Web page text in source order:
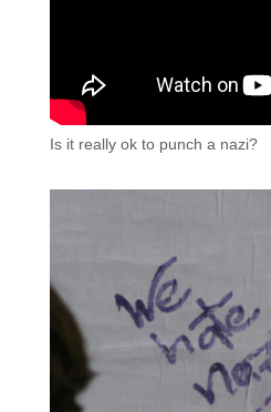
Is it really ok to punch a nazi?